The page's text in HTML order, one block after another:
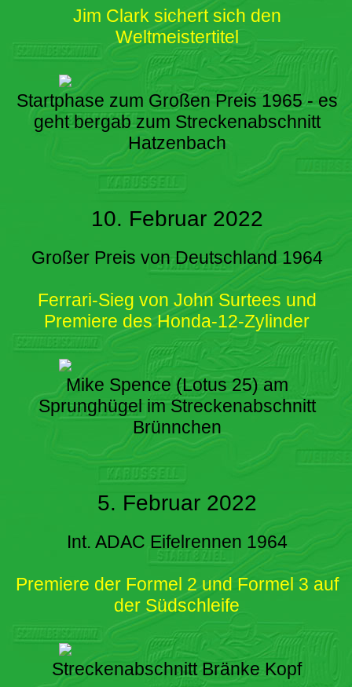
Jim Clark sichert sich den
Weltmeistertitel
Startphase zum Großen Preis 1965 - es
geht bergab zum Streckenabschnitt
Hatzenbach
10. Februar 2022
Großer Preis von Deutschland 1964
Ferrari-Sieg von John Surtees und
Premiere des Honda-12-Zylinder
Mike Spence (Lotus 25) am
Sprunghügel im Streckenabschnitt
Brünnchen
5. Februar 2022
Int. ADAC Eifelrennen 1964
Premiere der Formel 2 und Formel 3 auf
der Südschleife
Streckenabschnitt Bränke Kopf